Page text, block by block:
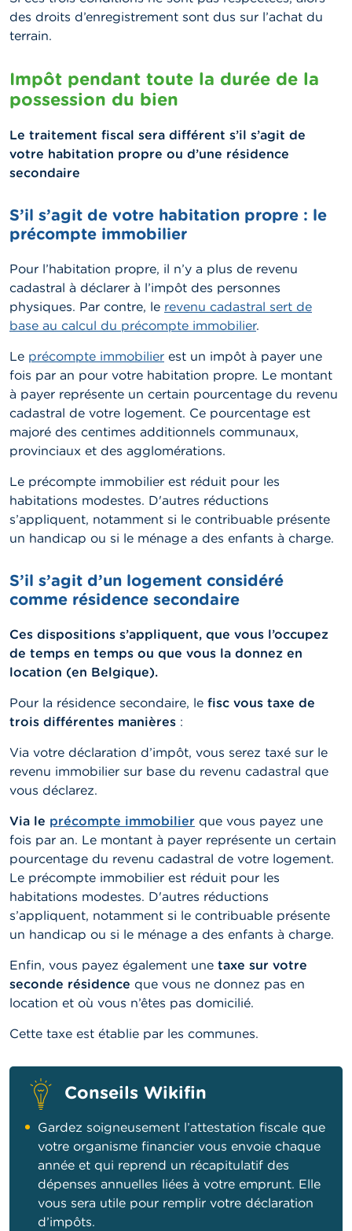
des droits d’enregistrement sont dus sur l’achat du
terrain.
Impôt pendant toute la durée de la
possession du bien
Le traitement fiscal sera différent s’il s’agit de
votre habitation propre ou d’une résidence
secondaire
S’il s’agit de votre habitation propre : le
précompte immobilier
Pour l’habitation propre, il n’y a plus de revenu
cadastral à déclarer à l’impôt des personnes
physiques. Par contre, le revenu cadastral sert de
base au calcul du précompte immobilier.
Le précompte immobilier est un impôt à payer une
fois par an pour votre habitation propre. Le montant
à payer représente un certain pourcentage du revenu
cadastral de votre logement. Ce pourcentage est
majoré des centimes additionnels communaux,
provinciaux et des agglomérations.
Le précompte immobilier est réduit pour les
habitations modestes. D'autres réductions
s’appliquent, notamment si le contribuable présente
un handicap ou si le ménage a des enfants à charge.
S’il s’agit d’un logement considéré
comme résidence secondaire
Ces dispositions s’appliquent, que vous l’occupez
de temps en temps ou que vous la donnez en
location (en Belgique).
Pour la résidence secondaire, le fisc vous taxe de
trois différentes manières :
Via votre déclaration d’impôt, vous serez taxé sur le
revenu immobilier sur base du revenu cadastral que
vous déclarez.
Via le précompte immobilier que vous payez une
fois par an. Le montant à payer représente un certain
pourcentage du revenu cadastral de votre logement.
Le précompte immobilier est réduit pour les
habitations modestes. D'autres réductions
s’appliquent, notamment si le contribuable présente
un handicap ou si le ménage a des enfants à charge.
Enfin, vous payez également une taxe sur votre
seconde résidence que vous ne donnez pas en
location et où vous n’êtes pas domicilié.
Cette taxe est établie par les communes.
Conseils Wikifin
Gardez soigneusement l’attestation fiscale que
votre organisme financier vous envoie chaque
année et qui reprend un récapitulatif des
dépenses annuelles liées à votre emprunt. Elle
vous sera utile pour remplir votre déclaration
d’impôts.